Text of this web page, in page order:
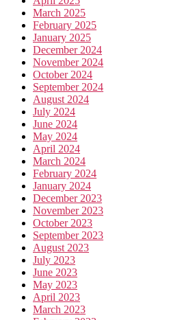
March 2025
February 2025
January 2025
December 2024
November 2024
October 2024
September 2024
August 2024
July 2024
June 2024
May 2024
April 2024
March 2024
February 2024
January 2024
December 2023
November 2023
October 2023
September 2023
August 2023
July 2023
June 2023
May 2023
April 2023
March 2023